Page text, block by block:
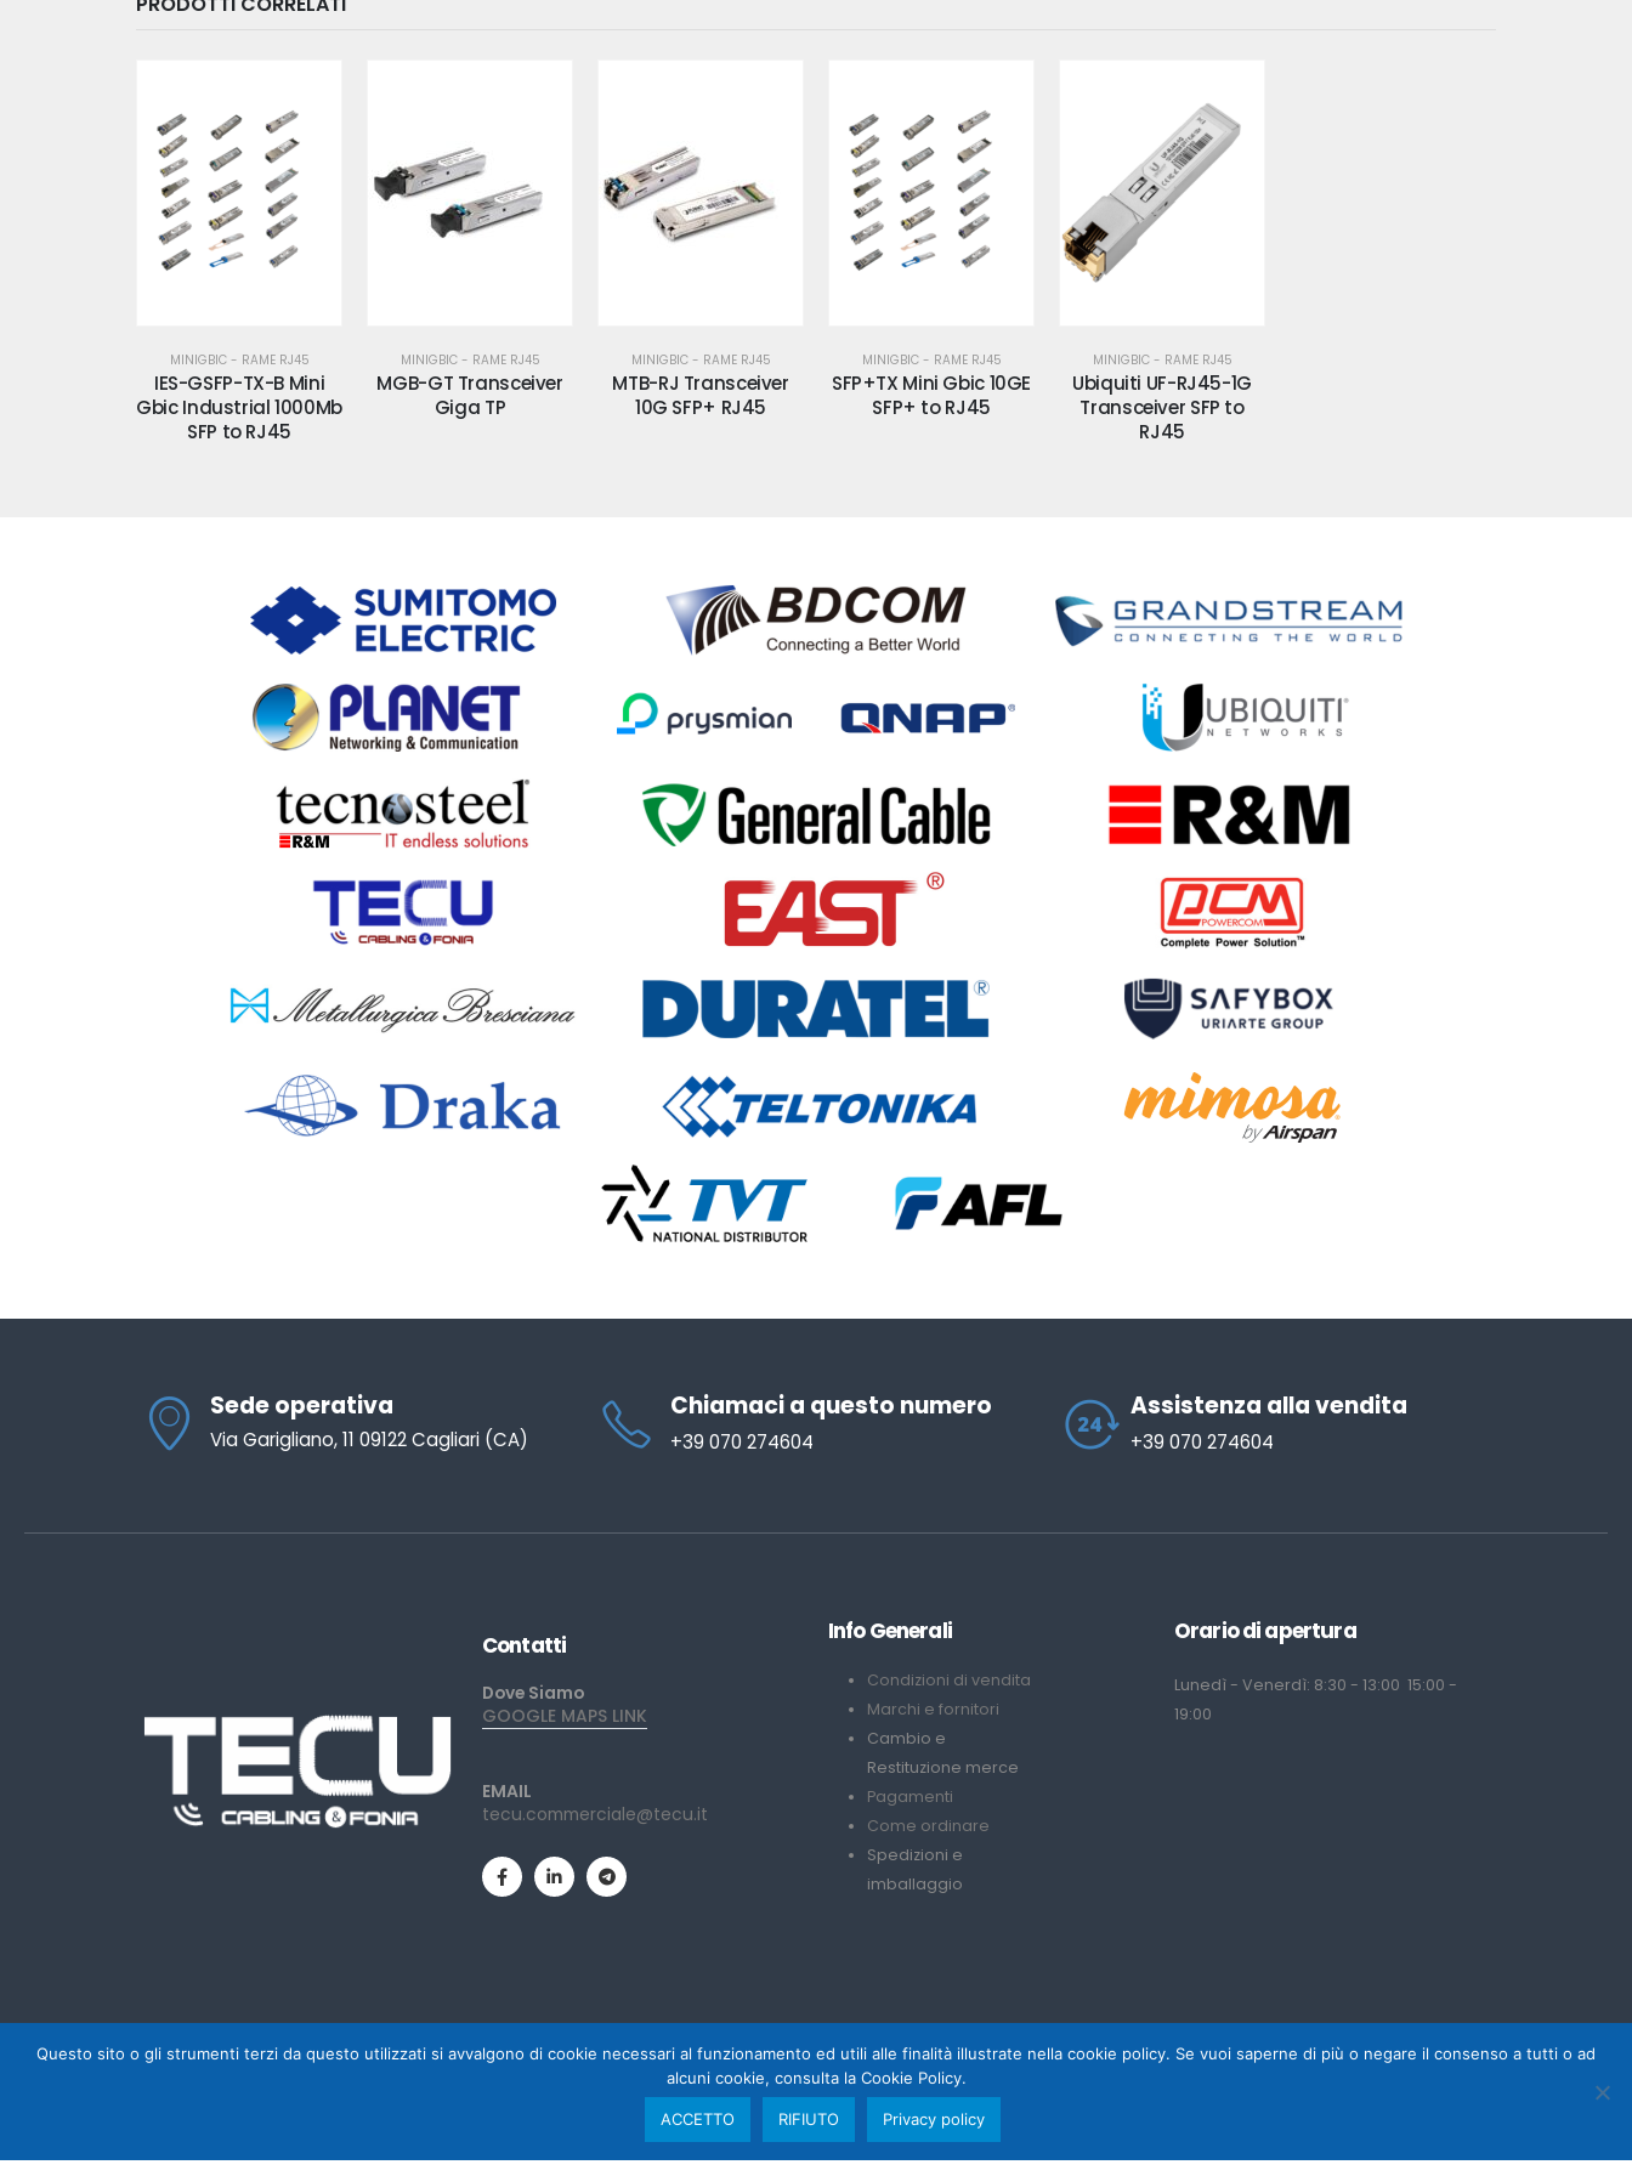
MINIGBIC - RAME RJ45
IES-GSFP-TX-B Mini
Gbic Industrial 1000Mb
SFP to RJ45
MINIGBIC - RAME RJ45
MGB-GT Transceiver
Giga TP
MINIGBIC - RAME RJ45
MTB-RJ Transceiver
10G SFP+ RJ45
MINIGBIC - RAME RJ45
SFP+TX Mini Gbic 10GE
SFP+ to RJ45
MINIGBIC - RAME RJ45
Ubiquiti UF-RJ45-1G
Transceiver SFP to
RJ45
Sede operativa
Via Garigliano, 11 09122 Cagliari (CA)
Chiamaci a questo numero
+39 070 274604
Assistenza alla vendita
+39 070 274604
Contatti
Dove Siamo
GOOGLE MAPS LINK
EMAIL
tecu.commerciale@tecu.it
Info Generali
Condizioni di vendita
Marchi e fornitori
Cambio e
Restituzione merce
Pagamenti
Come ordinare
Spedizioni e
imballaggio
Orario di apertura
Lunedì - Venerdì: 8:30 - 13:00 15:00 -
19:00
Questo sito o gli strumenti terzi da questo utilizzati si avvalgono di cookie necessari al funzionamento ed utili alle finalità illustrate nella cookie policy. Se vuoi saperne di più o negare il consenso a tutti o ad
alcuni cookie, consulta la Cookie Policy.
ACCETTO RIFIUTO Privacy policy